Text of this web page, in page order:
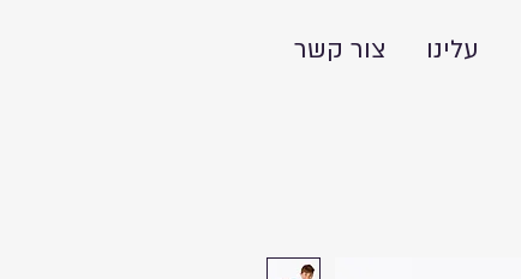
עלינו צור קשר